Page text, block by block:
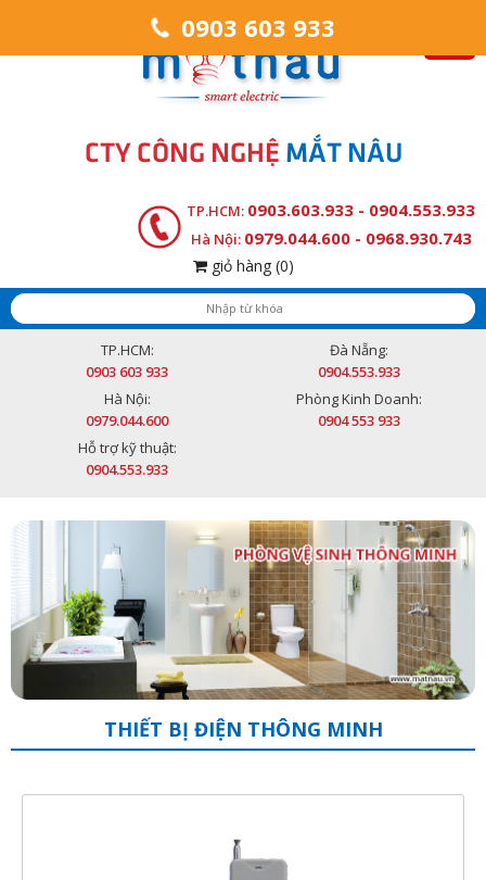
CTY CÔNG NGHỆ MẮT NÂU
TP.HCM: 0903.603.933 - 0904.553.933
Hà Nội: 0979.044.600 - 0968.930.743
giỏ hàng (0)
TP.HCM:
0903 603 933
Đà Nẵng:
0904.553.933
Hà Nội:
0979.044.600
Phòng Kinh Doanh:
0904 553 933
Hỗ trợ kỹ thuật:
0904.553.933
THIẾT BỊ ĐIỆN THÔNG MINH
0903 603 933